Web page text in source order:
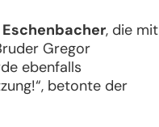
Eschenbacher, die mit
Gregor
ebenfalls
betonte der